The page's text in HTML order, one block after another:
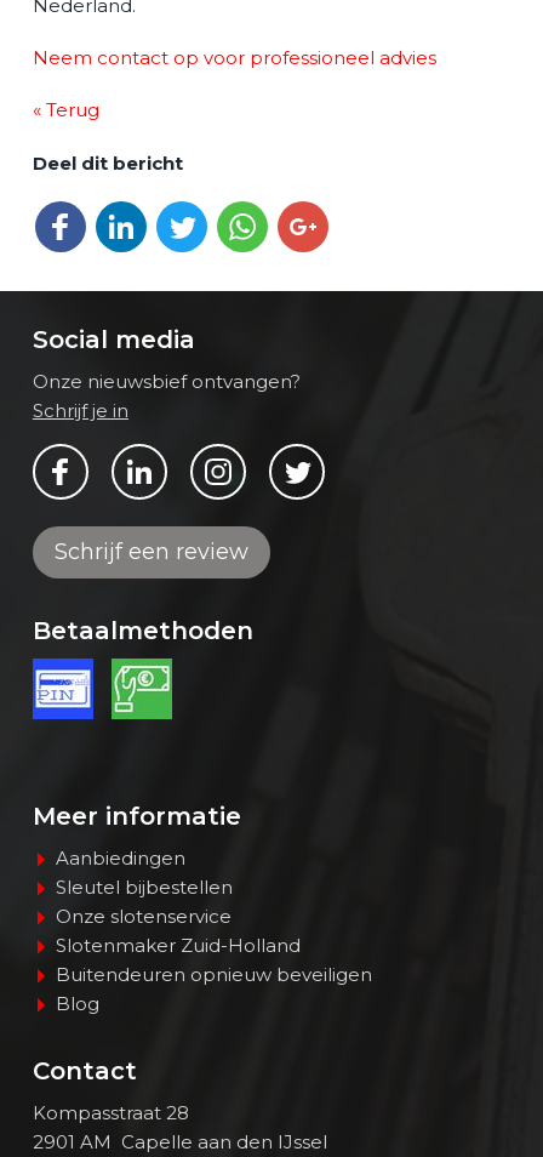
Nederland.
Neem contact op voor professioneel advies
« Terug
Deel dit bericht
Deel op Facebook
Deel op LinkedInDeel op TwitterDeel via WhatsApp
Deel op Google+
Social media
Onze nieuwsbief ontvangen?
Schrijf je in
Bekijk ons op FacebookBekijk ons op LinkedInBekijk ons op InstagramBekijk ons op Twitter
Schrijf een review
Betaalmethoden
Meer informatie
Aanbiedingen
Sleutel bijbestellen
Onze slotenservice
Slotenmaker Zuid-Holland
Buitendeuren opnieuw beveiligen
Blog
Contact
Kompasstraat 28
2901 AM Capelle aan den IJssel